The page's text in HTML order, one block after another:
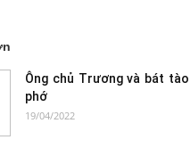
Ông chủ Trương và bát tào
phớ
19/04/2022